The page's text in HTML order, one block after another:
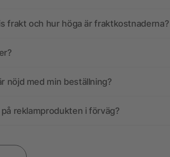
frakt och hur höga är fraktkostnaderna?
nöjd med min beställning?
reklamprodukten i förväg?